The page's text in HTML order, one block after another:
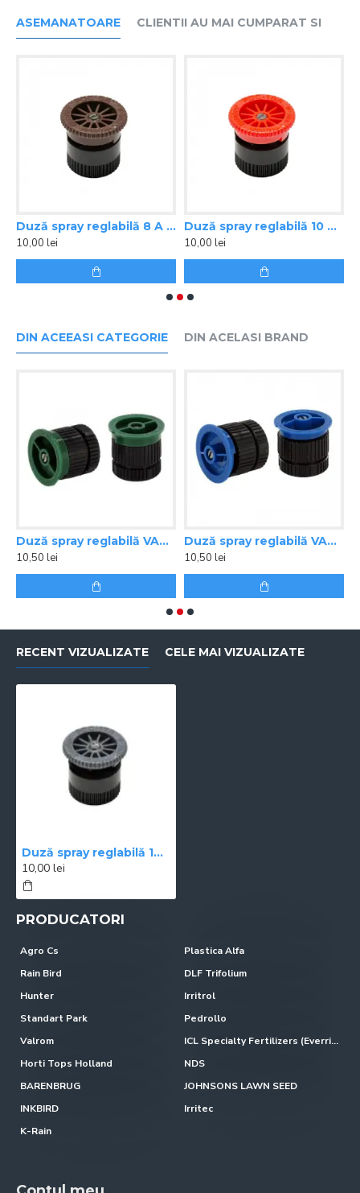
ASEMANATOARE CLIENTII AU MAI CUMPARAT SI
Duză spray reglabilă 8 A Hunter, raza 2,4 m
10,00 lei
Duză spray reglabilă 10 A Hunter, raza 3 m
10,00 lei
DIN ACEEASI CATEGORIE DIN ACELASI BRAND
Duză spray reglabilă VAN 8 Rain Bird
10,50 lei
Duză spray reglabilă VAN 10 Rain Bird
10,50 lei
RECENT VIZUALIZATE CELE MAI VIZUALIZATE
Duză spray reglabilă 17 A Hunter, raza 5,2 m
10,00 lei
PRODUCATORI
Agro Cs
Plastica Alfa
Rain Bird
DLF Trifolium
Hunter
Irritrol
Standart Park
Pedrollo
Valrom
ICL Specialty Fertilizers (Everris-Scotts)
Horti Tops Holland
NDS
BARENBRUG
JOHNSONS LAWN SEED
INKBIRD
Irritec
K-Rain